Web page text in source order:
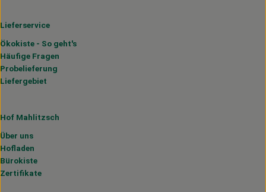
Lieferservice
Ökokiste - So geht's
Häufige Fragen
Probelieferung
Liefergebiet
Hof Mahlitzsch
Über uns
Hofladen
Bürokiste
Zertifikate